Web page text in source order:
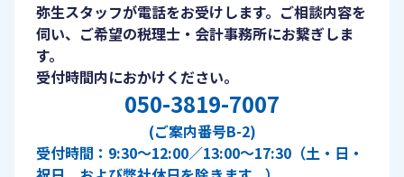
弥生スタッフが電話をお受けします。ご相談内容を
伺い、ご希望の税理士・会計事務所にお繋ぎしま
す。
受付時間内におかけください。
050-3819-7007
(ご案内番号B-2)
受付時間：9:30〜12:00／13:00〜17:30（土・日・